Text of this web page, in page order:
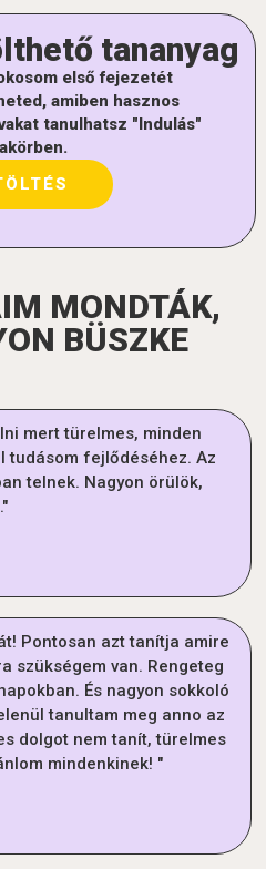
tananyag
első fejezetét
amiben hasznos
tanulhatsz "Indulás"
MONDTÁK,
BÜSZKE
mert türelmes, minden
tudásom fejlődéséhez. Az
telnek. Nagyon örülök,
Pontosan azt tanítja amire
szükségem van. Rengeteg
És nagyon sokkoló
tanultam meg anno az
dolgot nem tanít, türelmes
mindenkinek! "